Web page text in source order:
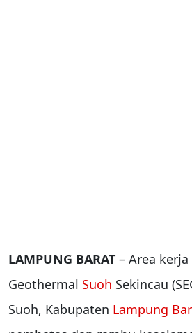
LAMPUNG BARAT – Area kerja
Geothermal Suoh Sekincau
Suoh, Kabupaten Lampung